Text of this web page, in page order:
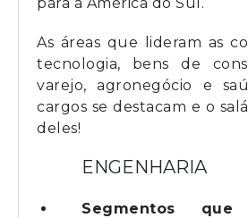
As áreas que lideram as
tecnologia, bens de
varejo, agronegócio e
cargos se destacam e o
deles!
ENGENHARIA
Segmentos